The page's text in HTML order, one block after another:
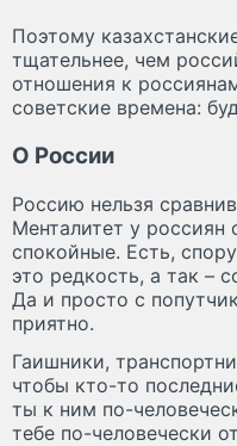
Поэтому
тщательнее, чем
отношения к
советские времена:
О России
Россию нельзя
Менталитет у россиян
спокойные. Есть,
это редкость, а так –
Да и просто с
приятно.
Гаишники,
чтобы кто-то
ты к ним по-
тебе по-человечески